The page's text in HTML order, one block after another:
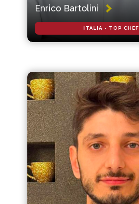
Enrico Bartolini
ITALIA - TOP CHEF